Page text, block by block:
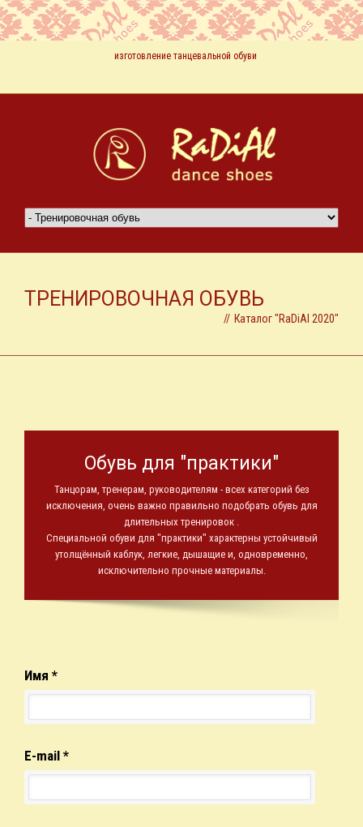
изготовление танцевальной обуви
ТРЕНИРОВОЧНАЯ ОБУВЬ
// Каталог "RaDiAl 2020"
Обувь для "практики"
Танцорам, тренерам, руководителям - всех категорий без
исключения, очень важно правильно подобрать обувь для
длительных тренировок .
Специальной обуви для "практики" характерны устойчивый
утолщённый каблук, легкие, дышащие и, одновременно,
исключительно прочные материалы.
Имя *
E-mail *